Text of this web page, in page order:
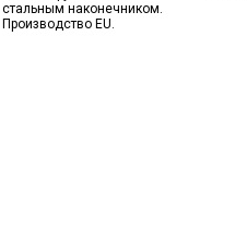
стальным наконечником.
Производство EU.